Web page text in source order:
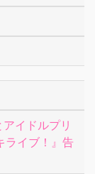
イドルプリ
ライブ！』告